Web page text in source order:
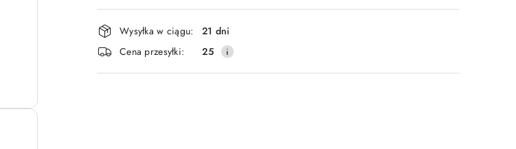
Wyślij
Dostępność
i
dostawa
Wysyłka w ciągu:
21 dni
Cena przesyłki:
25